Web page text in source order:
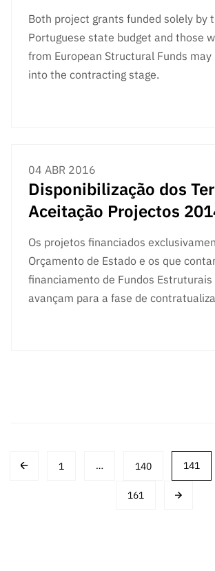
Both project grants funded solely by
Portuguese state budget and those
from European Structural Funds may
into the contracting stage.
04 ABR 2016
Disponibilização dos
Aceitação Projectos
Os projetos financiados
Orçamento de Estado e os que
financiamento de Fundos Estruturais
avançam para a fase de
Posts
navigation
1 … 140 141
161